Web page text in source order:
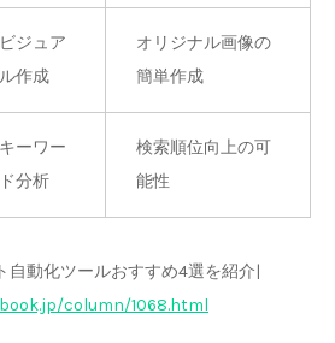
ビジュア
ル作成
オリジナル画像の
簡単作成
キーワー
ド分析
検索順位向上の可
能性
自動化ツールおすすめ4選を紹介|
column/1068.html